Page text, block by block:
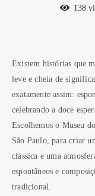
138
Existem histórias que
leve e cheia de
exatamente assim:
celebrando a doce
Escolhemos o Museu
São Paulo, para criar
clássica e uma
espontâneos e
tradicional.